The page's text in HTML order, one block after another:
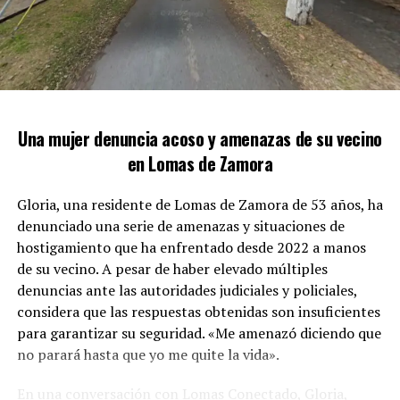
IRREGULARIDADES EN UN PROYECTO DE STREAMING
GENERAN PREOCUPACIÓN EN LOMAS DE ZAMORA
COCAÍNA
Los agentes de la Delegación de Drogas Ilícitas de
Lomas se presentaron en el inmueble ubicado en la
ingresar rápidamente a la propiedad, evitando así que el
sospechoso pudiera escapar.
Una mujer denuncia acoso y amenazas de su vecino
en Lomas de Zamora
Gloria, una residente de Lomas de Zamora de 53 años, ha
denunciado una serie de amenazas y situaciones de
hostigamiento que ha enfrentado desde 2022 a manos
de su vecino. A pesar de haber elevado múltiples
denuncias ante las autoridades judiciales y policiales,
considera que las respuestas obtenidas son insuficientes
para garantizar su seguridad. «Me amenazó diciendo que
no parará hasta que yo me quite la vida».
En una conversación con Lomas Conectado, Gloria,